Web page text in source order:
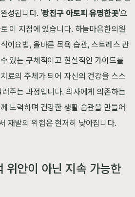
성됩니다. '광진구 아토피 유명한곳'으
이 지점에 있습니다. 하늘마음한의원
이요법, 올바른 목욕 습관, 스트레스 관
있는 구체적이고 현실적인 가이드를
료의 주체가 되어 자신의 건강을 스스
주는 과정입니다. 의사에게 의존하는
노력하며 건강한 생활 습관을 만들어
재발의 위험은 현저히 낮아집니다.
위안이 아닌 지속 가능한